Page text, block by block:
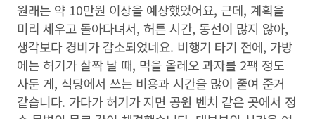
원래는 약 10만원 이상을 예상했었어요, 근데, 계획을
미리 세우고 돌아다녀서, 허튼 시간, 동선이 많지 않아,
생각보다 경비가 감소되었네요. 비행기 타기 전에, 가방
에는 허기가 살짝 날 때, 먹을 올레오 과자를 2팩 정도
사둔 게, 식당에서 쓰는 비용과 시간을 많이 줄여 준거
같습니다. 가다가 허기가 지면 공원 벤치 같은 곳에서 정